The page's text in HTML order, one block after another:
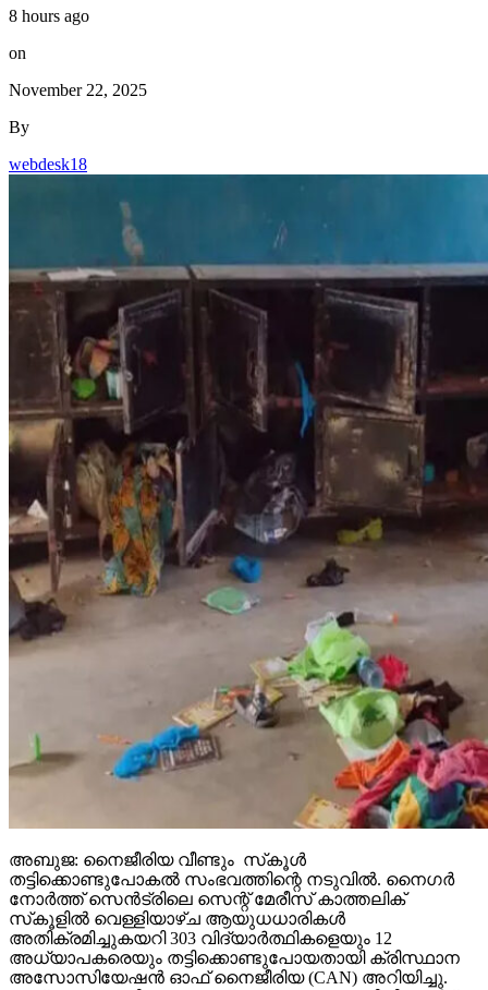
8 hours ago
on
November 22, 2025
By
webdesk18
അബുജ: നൈജീരിയ വീണ്ടും സ്‌കൂള്‍
തട്ടിക്കൊണ്ടുപോകല്‍ സംഭവത്തിന്റെ നടുവില്‍. നൈഗര്‍
നോര്‍ത്ത് സെന്‍ട്രിലെ സെന്റ് മേരീസ് കാത്തലിക്
സ്‌കൂളില്‍ വെള്ളിയാഴ്ച ആയുധധാരികള്‍
അതിക്രമിച്ചുകയറി 303 വിദ്യാര്‍ത്ഥികളെയും 12
അധ്യാപകരെയും തട്ടിക്കൊണ്ടുപോയതായി ക്രിസ്ഥാന
അസോസിയേഷന്‍ ഓഫ് നൈജീരിയ (CAN) അറിയിച്ചു.